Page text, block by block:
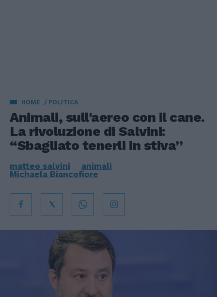
HOME POLITICA
Animali, sull'aereo con il cane.
La rivoluzione di Salvini:
“Sbagliato tenerli in stiva”
matteo salvini
animali
Michaela Biancofiore